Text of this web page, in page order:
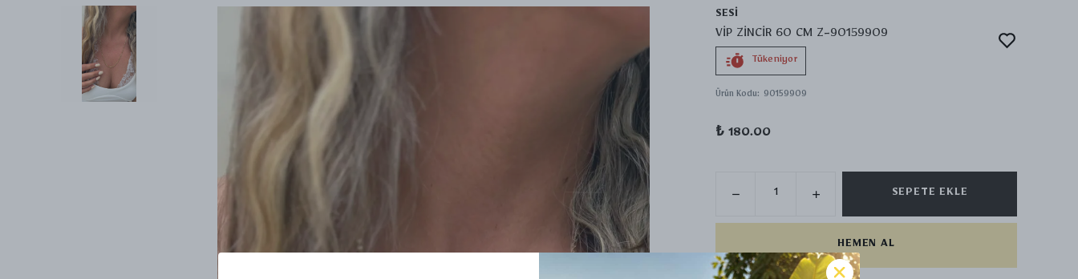
SESİ
VİP ZİNCİR 60 CM Z-90159909
Tükeniyor
Ürün Kodu: 90159909
₺ 180.00
SEPETE EKLE
HEMEN AL